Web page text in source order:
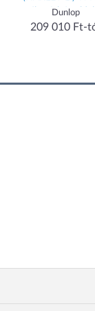
széles-fehér-
180/65 B 16 M/C
Dunlop
209 010 Ft-